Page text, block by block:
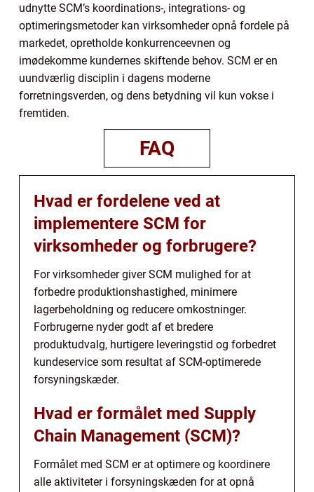
udnytte SCM’s koordinations-, integrations- og
optimeringsmetoder kan virksomheder opnå fordele på
markedet, opretholde konkurrenceevnen og
imødekomme kundernes skiftende behov. SCM er en
uundværlig disciplin i dagens moderne
forretningsverden, og dens betydning vil kun vokse i
fremtiden.
FAQ
Hvad er fordelene ved at
implementere SCM for
virksomheder og forbrugere?
For virksomheder giver SCM mulighed for at
forbedre produktionshastighed, minimere
lagerbeholdning og reducere omkostninger.
Forbrugerne nyder godt af et bredere
produktudvalg, hurtigere leveringstid og forbedret
kundeservice som resultat af SCM-optimerede
forsyningskæder.
Hvad er formålet med Supply
Chain Management (SCM)?
Formålet med SCM er at optimere og koordinere
alle aktiviteter i forsyningskæden for at opnå